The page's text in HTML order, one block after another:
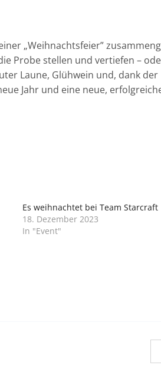
„Weihnachtsfeier”
Probe stellen und vertiefen –
Laune, Glühwein und, dank der
Jahr und eine neue,
Es weihnachtet bei Team Starcraft
18. Dezember 2023
In "Event"